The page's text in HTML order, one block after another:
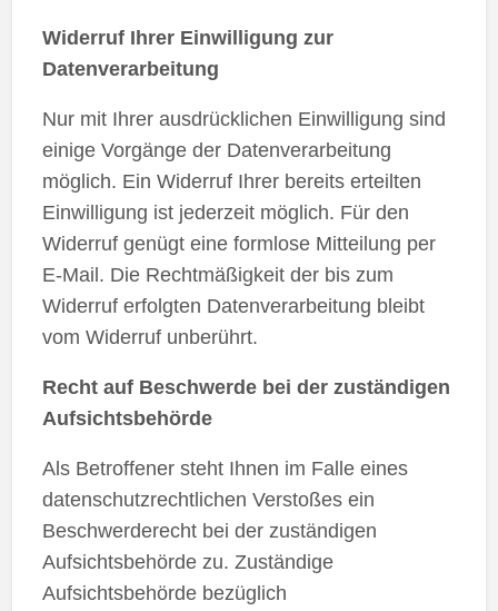
Widerruf Ihrer Einwilligung zur
Datenverarbeitung
Nur mit Ihrer ausdrücklichen Einwilligung sind
einige Vorgänge der Datenverarbeitung
möglich. Ein Widerruf Ihrer bereits erteilten
Einwilligung ist jederzeit möglich. Für den
Widerruf genügt eine formlose Mitteilung per
E-Mail. Die Rechtmäßigkeit der bis zum
Widerruf erfolgten Datenverarbeitung bleibt
vom Widerruf unberührt.
Recht auf Beschwerde bei der zuständigen
Aufsichtsbehörde
Als Betroffener steht Ihnen im Falle eines
datenschutzrechtlichen Verstoßes ein
Beschwerderecht bei der zuständigen
Aufsichtsbehörde zu. Zuständige
Aufsichtsbehörde bezüglich